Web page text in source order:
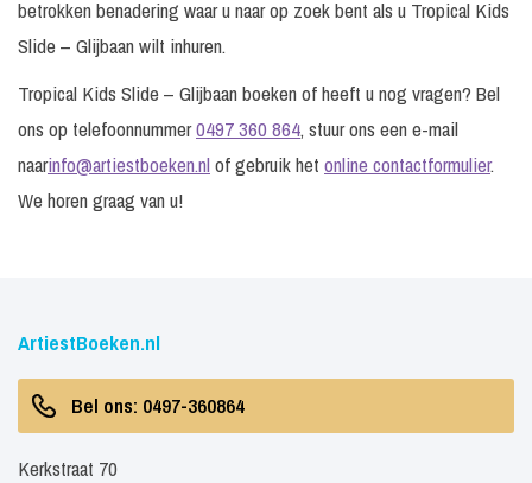
betrokken benadering waar u naar op zoek bent als u Tropical Kids
Slide – Glijbaan wilt inhuren.
Tropical Kids Slide – Glijbaan boeken of heeft u nog vragen? Bel
ons op telefoonnummer0497 360 864, stuur ons een e-mail
naarinfo@artiestboeken.nlof gebruik het online contactformulier.
We horen graag van u!
ArtiestBoeken.nl
Bel ons: 0497-360864
Kerkstraat 70